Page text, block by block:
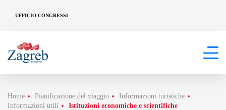
UFFICIO CONGRESSI
Home Pianificazione del viaggio
Informazioni turistiche
Informazioni utili
Istituzioni economiche e scientifiche